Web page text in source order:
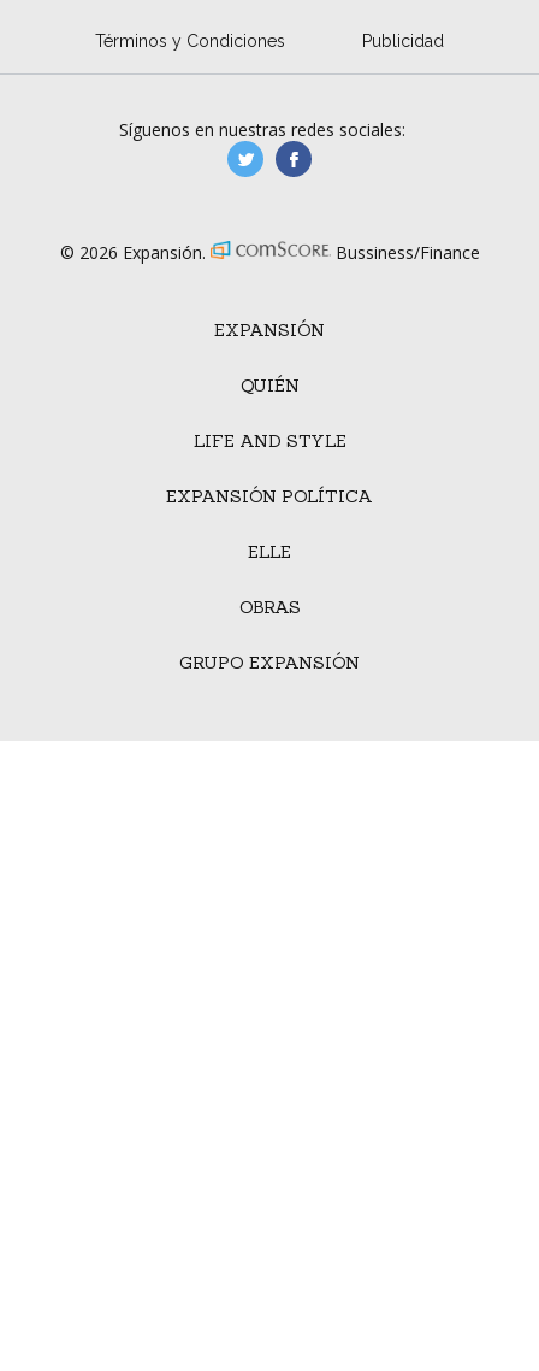
Términos y Condiciones Publicidad
EXPANSIÓN
QUIÉN
LIFE AND STYLE
EXPANSIÓN POLÍTICA
ELLE
OBRAS
GRUPO EXPANSIÓN
Síguenos en nuestras redes sociales:
manufacturaGE
© 2026 Expansión. Bussiness/Finance